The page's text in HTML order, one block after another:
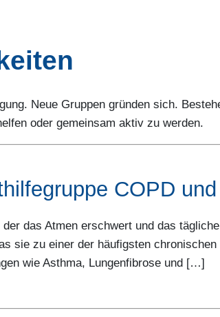
Neue Gruppen gründen sich.
oder gemeinsam aktiv zu werden.
COPD
das Atmen erschwert und das
sie zu einer der häufigsten
wie Asthma, Lungenfibrose und […]